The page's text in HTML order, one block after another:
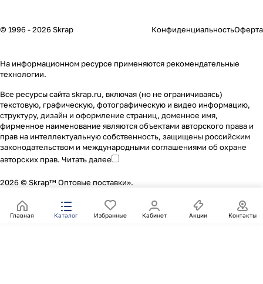
© 1996 - 2026 Skrap КонфиденциальностьОферта
На информационном ресурсе применяются рекомендательные
технологии.
Все ресурсы сайта skrap.ru, включая (но не ограничиваясь)
текстовую, графическую, фотографическую и видео информацию,
структуру, дизайн и оформление страниц, доменное имя,
фирменное наименование являются объектами авторского права и
прав на интеллектуальную собственность, защищены российским
законодательством и международными соглашениями об охране
авторских прав. Читать далее
2026 © Skrap™ Оптовые поставки».
Главная Каталог Избранные Кабинет Акции Контакты